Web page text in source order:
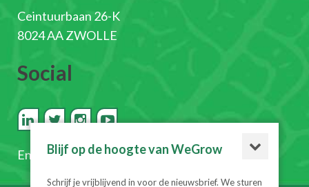
Ceintuurbaan 26-K
8024 AA ZWOLLE
Social
En schrijf je in voor de nieuwsbrief
Blijf op de hoogte van WeGrow
Schrijf je vrijblijvend in voor de nieuwsbrief. We sturen